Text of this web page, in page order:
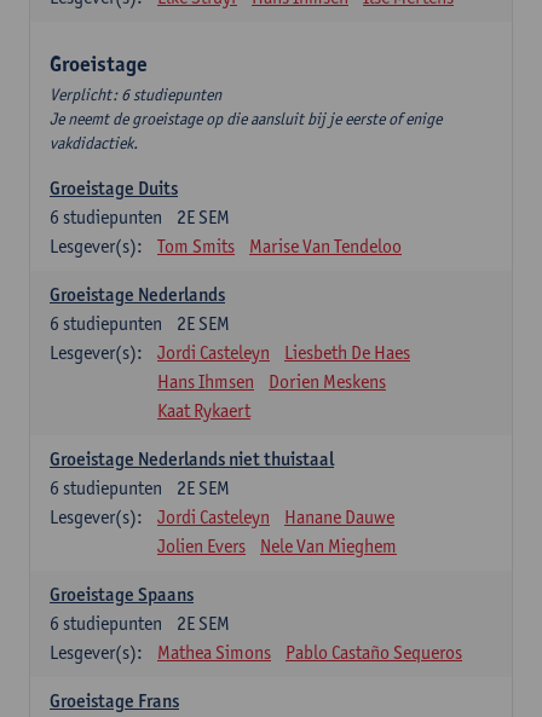
Groeistage
Verplicht: 6 studiepunten
Je neemt de groeistage op die aansluit bij je eerste of enige
vakdidactiek.
Groeistage Duits
2E SEM
6 studiepunten
Lesgever(s):
Tom Smits Marise Van Tendeloo
Groeistage Nederlands
2E SEM
6 studiepunten
Lesgever(s):
Jordi Casteleyn
Liesbeth De Haes
Hans Ihmsen
Dorien Meskens
Kaat Rykaert
Groeistage Nederlands niet thuistaal
2E SEM
6 studiepunten
Lesgever(s):
Jordi Casteleyn
Hanane Dauwe
Jolien Evers
Nele Van Mieghem
Groeistage Spaans
2E SEM
6 studiepunten
Lesgever(s):
Mathea Simons Pablo Castaño Sequeros
Groeistage Frans